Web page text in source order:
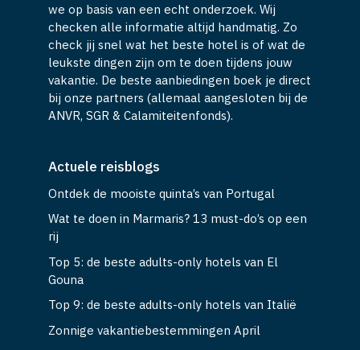
we op basis van een echt onderzoek. Wij
checken alle informatie altijd handmatig. Zo
check jij snel wat het beste hotel is of wat de
leukste dingen zijn om te doen tijdens jouw
vakantie. De beste aanbiedingen boek je direct
bij onze partners (allemaal aangesloten bij de
ANVR, SGR & Calamiteitenfonds).
Actuele reisblogs
Ontdek de mooiste quinta’s van Portugal
Wat te doen in Marmaris? 13 must-do’s op een
rij
Top 5: de beste adults-only hotels van El
Gouna
Top 9: de beste adults-only hotels van Italië
Zonnige vakantiebestemmingen April